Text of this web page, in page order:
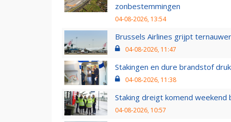
zonbestemmingen
04-08-2026, 13:54
Brussels Airlines grijpt
04-08-2026, 11:47
Stakingen en dure brandstof
04-08-2026, 11:38
Staking dreigt komend weekend
04-08-2026, 10:57